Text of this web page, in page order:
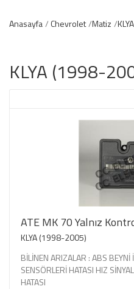
Anasayfa Chevrolet Matiz
KLYA (1998-
ATE MK 70 Yalnız
KLYA (1998-2005)
BİLİNEN ARIZALAR : ABS BEYNİ
SENSÖRLERİ HATASI HIZ
HATASI